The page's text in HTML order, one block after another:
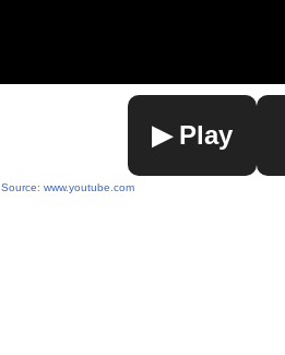
▶ Play
Source: www.youtube.com